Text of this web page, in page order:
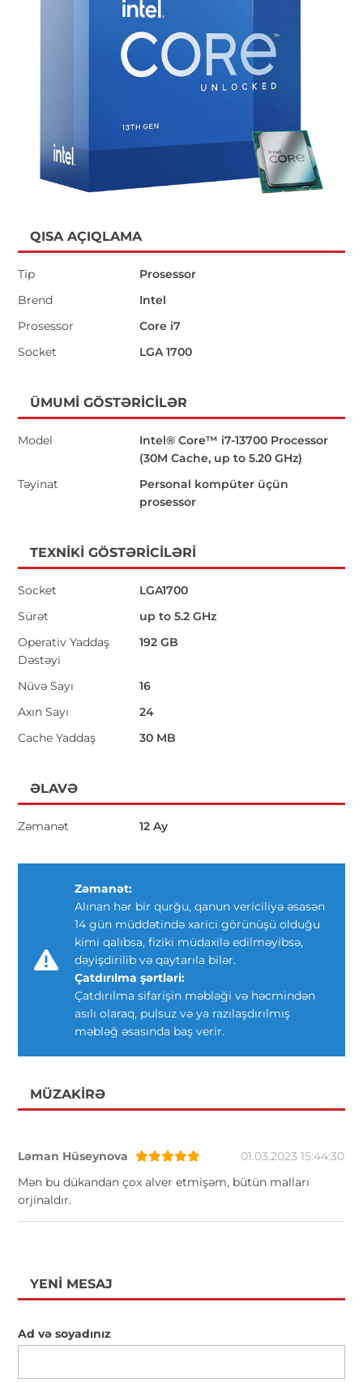
QISA AÇIQLAMA
Tip
Prosessor
Brend
Intel
Prosessor
Core i7
Socket
LGA 1700
ÜMUMI GÖSTƏRICILƏR
Model
Intel® Core™ i7-13700 Processor
(30M Cache, up to 5.20 GHz)
Təyinat
Personal kompüter üçün
prosessor
TEXNIKI GÖSTƏRICILƏRI
Socket
LGA1700
Sürət
up to 5.2 GHz
Operativ Yaddaş
Dəstəyi
192 GB
Nüvə Sayı
16
Axın Sayı
24
Cache Yaddaş
30 MB
ƏLAVƏ
Zəmanət 12 Ay
Zəmanət:
Alınan hər bir qurğu, qanun vericiliyə əsasən
14 gün müddətində xarici görünüşü olduğu
kimi qalıbsa, fiziki müdaxilə edilməyibsə,
dəyişdirilib və qaytarıla bilər.
Çatdırılma şərtləri:
Çatdırılma sifarişin məbləği və həcmindən
asılı olaraq, pulsuz və ya razılaşdırılmış
məbləğ əsasında baş verir.
MÜZAKIRƏ
Ləman Hüseynova
01.03.2023 15:44:30
Mən bu dükandan çox alver etmişəm, bütün malları
orjinaldır.
YENI MESAJ
Ad və soyadınız